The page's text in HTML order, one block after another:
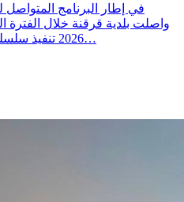
في إطار البرنامج المتواصل
2026 تنفيذ سلسلة من التدخلات الميدانية بمختلف…